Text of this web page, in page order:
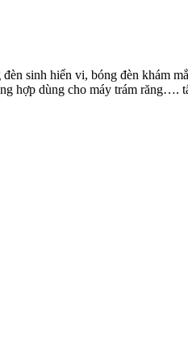
sinh hiển vi, bóng đèn khám
hợp dùng cho máy trám răng….